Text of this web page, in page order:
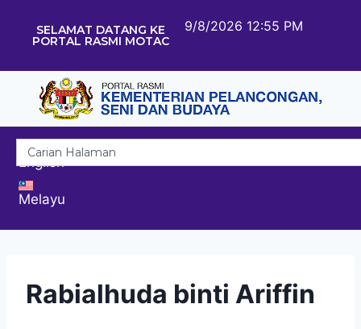
SELAMAT DATANG KE
PORTAL RASMI MOTAC
9/8/2026 12:55 PM
English
Melayu
Rabialhuda binti Ariffin